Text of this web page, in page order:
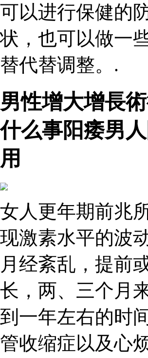
可以进行保健的
状，也可以做一
替代替调整。.
男性增大增長
什么事阳痿男
用
女人更年期前兆
现激素水平的波
月经紊乱，提前
长，两、三个月
到一年左右的时
管收缩症以及心